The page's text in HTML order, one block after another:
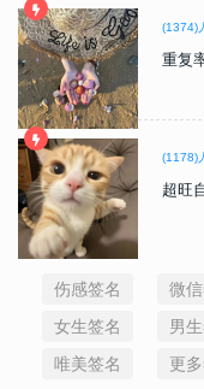
(1374)
重复
(1178)
超旺
伤感签名 微
女生签名
男
唯美签名
更